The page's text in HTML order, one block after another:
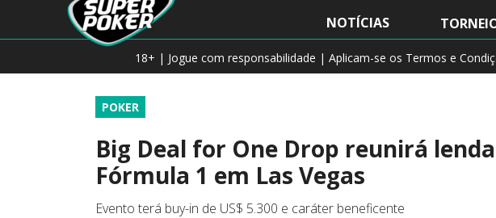
NOTÍCIAS
18+ | Jogue com responsabilidade | Aplicam-se os Termos e
POKER
Big Deal for One Drop reunirá
Fórmula 1 em Las Vegas
Evento terá buy-in de US$ 5.300 e caráter beneficente